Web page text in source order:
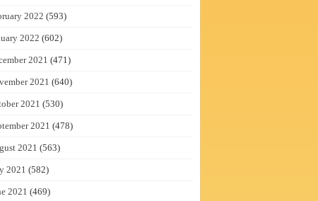
2022 (593)
2022 (602)
2021 (471)
2021 (640)
2021 (530)
2021 (478)
2021 (563)
2021 (582)
2021 (469)